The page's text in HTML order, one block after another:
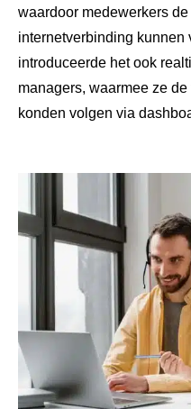
waardoor medewerkers
internetverbinding kunnen
introduceerde het ook
managers, waarmee ze
konden volgen via